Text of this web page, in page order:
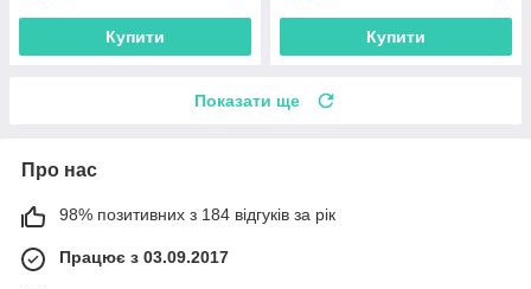
Купити Купити
Показати ще
Про нас
98% позитивних з 184 відгуків за рік
Працює з 03.09.2017